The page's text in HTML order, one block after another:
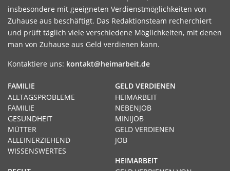
insbesondere mit geeigneten Verdienstmöglichkeiten von
Zuhause aus beschäftigt. Das Redaktionsteam recherchiert
und prüft täglich viele verschiedene Möglichkeiten, mit denen
man von Zuhause aus Geld verdienen kann.
Kontaktiere uns: kontakt@heimarbeit.de
GELD VERDIENEN
HEIMARBEIT
NEBENJOB
MINIJOB
GELD VERDIENEN
JOB
HEIMARBEIT
FAMILIE
ALLTAGSPROBLEME
FAMILIE
GESUNDHEIT
MÜTTER
ALLEINERZIEHEND
WISSENSWERTES